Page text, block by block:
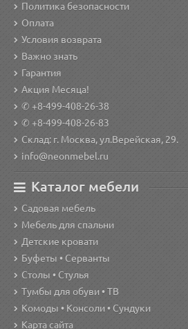
Политика безопасности
Оплата
Условия возврата
Важно знать
Гарантия
Акция Месяца!
✆ +8-499-408-26-38
✆ +8-499-408-26-83
Склад: г. Москва, ул.Верейская, 29.
info@neonmebel.ru
Каталог мебели
Садовая мебель
Мебель для спальни
Детские кровати
Буфеты • Серванты
Столы • Стулья
Тумбы для обуви • ТВ
Комоды • Консоли • Сундуки
Карта сайта